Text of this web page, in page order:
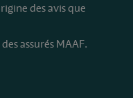
des avis que
assurés MAAF.